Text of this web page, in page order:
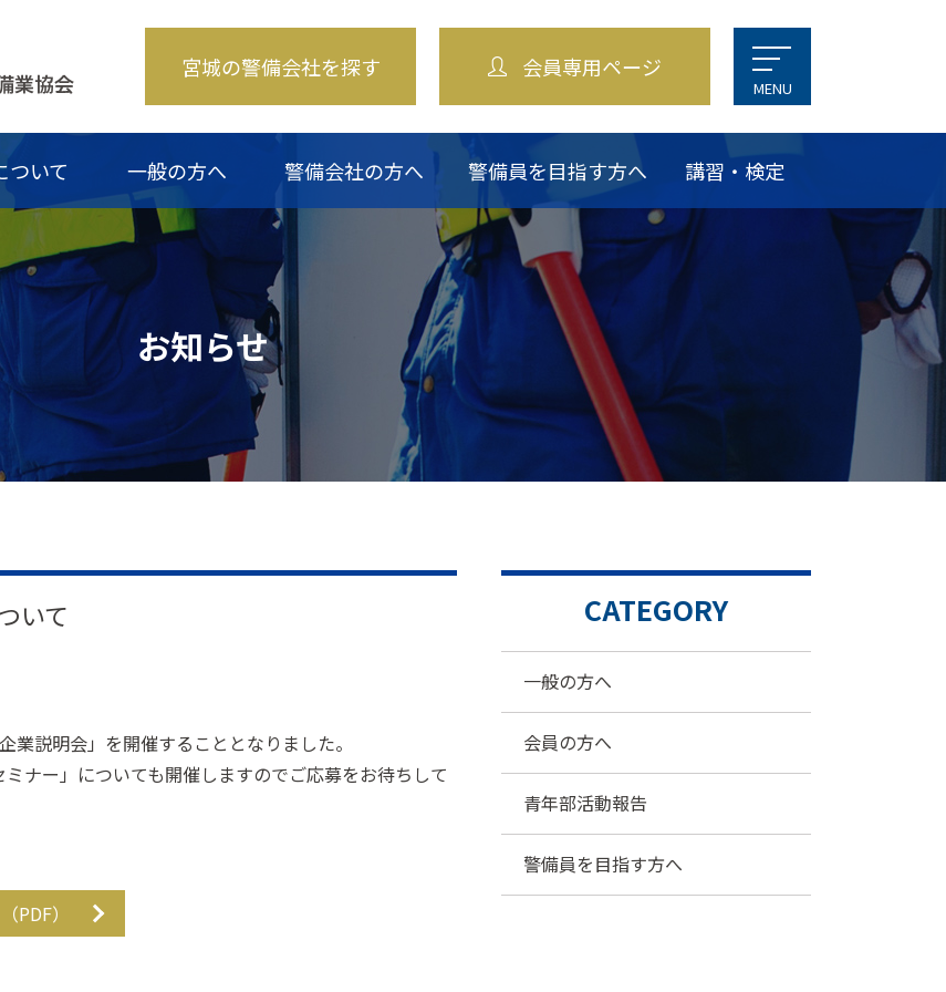
宮城の警備会社を探す 会員専用ページ
MENU
ついて
青年部について 入会のご案内 賛助会員・関係機関 交通アクセス
一般の方へ
警備業災害緊急支援隊について お問い合わせ
警備会社の方へ
講習・検定 斡旋商品一覧 警備料金適正化等に関する
研修会受講証交付会員紹介
お問い合わせ
警備員を目指す方へ
？ 警備の仕事Q&A お問い合わせ
講習・検定
お知らせ
いて
説明会」を開催することとなりました。
ナー」についても開催しますのでご応募をお待ちして
PDF）
CATEGORY
一般の方へ
会員の方へ
青年部活動報告
警備員を目指す方へ